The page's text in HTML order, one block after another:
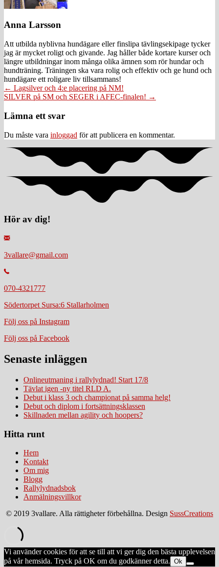
Anna Larsson
Att utbilda nyblivna hundägare eller finslipa tävlingsekipage tycker
jag är mycket roligt och givande. Jag håller både kortare kurser och
längre utbildningar inom många olika ämnen som rör hundar och
hundträning. Träningen ska vara rolig och effektiv och ge hund och
hundägare ett roligare liv tillsammans!
Posts
navigation
← Lagsilver och 4:e placering på NM!
SILVER på SM och SEGER i AFEC-finalen! →
Läsarkommentarer
Lämna ett svar
Du måste vara inloggad för att publicera en kommentar.
Hör av dig!
3vallare@gmail.com
070-4321777
Södertorpet Sursa:6 Stallarholmen
Följ oss på Instagram
Följ oss på Facebook
Senaste inläggen
Onlineutmaning i rallylydnad! Start 17/8
Tävlat igen -ny titel RLD A.
Debut i klass 3 och championat på samma helg!
Debut och diplom i fortsättningsklassen
Skillnaden mellan agility och hoopers?
Hitta runt
Hem
Kontakt
Om mig
Blogg
Rallylydnadsbok
Anmälningsvillkor
© 2019 3vallare. Alla rättigheter förbehållna. Design SussCreations
Vi använder cookies för att se till att vi ger dig den bästa upplevelsen
på vår hemsida. Tryck på OK om du godkänner detta. Ok